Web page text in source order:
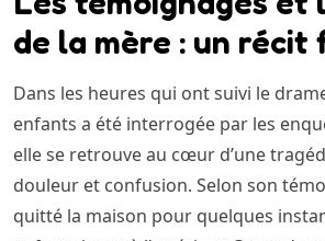
de la mère : un récit
Dans les heures qui ont suivi le
enfants a été interrogée par les
elle se retrouve au cœur d’une
douleur et confusion. Selon son
quitté la maison pour quelques